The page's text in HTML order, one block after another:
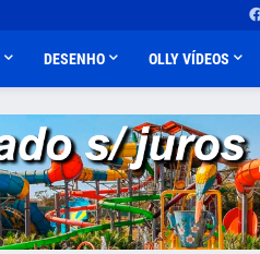
DESENHO OLLY VÍDEOS